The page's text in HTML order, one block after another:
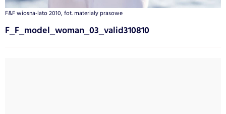
F&F wiosna-lato 2010, fot. materiały prasowe
F_F_model_woman_03_valid310810